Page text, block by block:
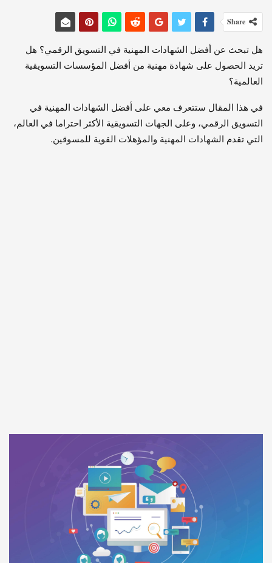
Share
هل تبحث عن أفضل الشهادات المهنية في التسويق الرقمي؟ هل
تريد الحصول على شهادة مهنية من أفضل المؤسسات التسويقية
العالمية؟
في هذا المقال ستتعرف معي على أفضل الشهادات المهنية في
التسويق الرقمي، وعلى الجهات التسويقية الأكثر احتراما في العالم،
التي تقدم الشهادات المهنية والمؤهلات القوية للمسوقين.